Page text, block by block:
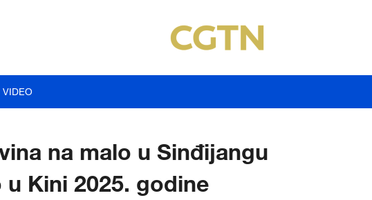
VIDEO
na malo u Sinđijangu
Kini 2025. godine